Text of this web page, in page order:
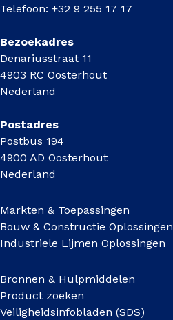
Telefoon: +32 9 255 17 17
Bezoekadres
Denariusstraat 11
4903 RC Oosterhout
Nederland
Postadres
Postbus 194
4900 AD Oosterhout
Nederland
Markten & Toepassingen
Bouw & Constructie Oplossingen
Industriele Lijmen Oplossingen
Bronnen & Hulpmiddelen
Product zoeken
Veiligheidsinfobladen (SDS)